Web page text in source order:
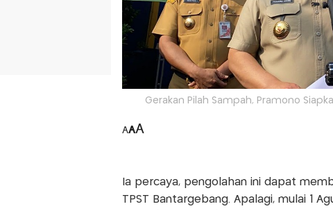
Gerakan Pilah Sampah, Pramono
AAA
Ia percaya, pengolahan ini dapat
TPST Bantargebang. Apalagi, mulai 1